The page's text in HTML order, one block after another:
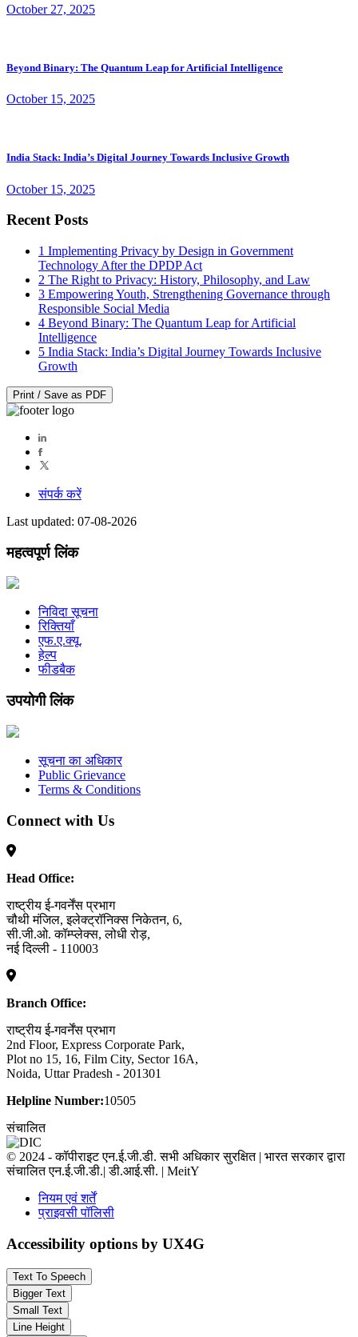
October 27, 2025
Beyond Binary: The Quantum Leap for Artificial Intelligence
October 15, 2025
India Stack: India’s Digital Journey Towards Inclusive Growth
October 15, 2025
Recent Posts
1 Implementing Privacy by Design in Government
Technology After the DPDP Act
2 The Right to Privacy: History, Philosophy, and Law
3 Empowering Youth, Strengthening Governance through
Responsible Social Media
4 Beyond Binary: The Quantum Leap for Artificial
Intelligence
5 India Stack: India’s Digital Journey Towards Inclusive
Growth
Print / Save as PDF
संपर्क करें
Last updated: 07-08-2026
महत्वपूर्ण लिंक
निविदा सूचना
रिक्तियाँ
एफ.ए.क्यू.
हेल्प
फीडबैक
उपयोगी लिंक
सूचना का अधिकार
Public Grievance
Terms & Conditions
Connect with Us
Head Office:
राष्ट्रीय ई-गवर्नेंस प्रभाग
चौथी मंजिल, इलेक्ट्रॉनिक्स निकेतन, 6,
सी.जी.ओ. कॉम्प्लेक्स, लोधी रोड़,
नई दिल्ली - 110003
Branch Office:
राष्ट्रीय ई-गवर्नेंस प्रभाग
2nd Floor, Express Corporate Park,
Plot no 15, 16, Film City, Sector 16A,
Noida, Uttar Pradesh - 201301
Helpline Number:10505
संचालित
© 2024 - कॉपीराइट एन.ई.जी.डी. सभी अधिकार सुरक्षित | भारत सरकार द्वारा
संचालित एन.ई.जी.डी.| डी.आई.सी. | MeitY
नियम एवं शर्तें
प्राइवसी पॉलिसी
Accessibility options by UX4G
Text To Speech
Bigger Text
Small Text
Line Height